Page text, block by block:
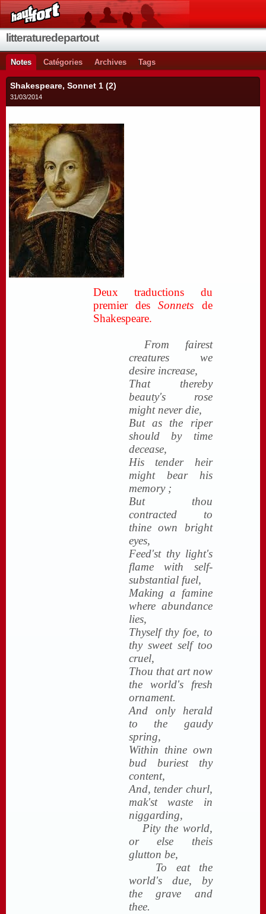
litteraturedepartout
Notes Catégories Archives Tags
Shakespeare, Sonnet 1 (2)
31/03/2014
Deux traductions du
premier desSonnets de
Shakespeare.
From fairest
creatures we
desire increase,
That thereby
beauty's rose
might never die,
But as the riper
should by time
decease,
His tender heir
might bear his
memory ;
But thou
contracted to
thine own bright
eyes,
Feed'st thy light's
flame with self-
substantial fuel,
Making a famine
where abundance
lies,
Thyself thy foe, to
thy sweet self too
cruel,
Thou that art now
the world's fresh
ornament.
And only herald
to the gaudy
spring,
Within thine own
bud buriest thy
content,
And, tender churl,
mak'st waste in
niggarding,
Pity the world,
or else theis
glutton be,
To eat the
world's due, by
the grave and
thee.